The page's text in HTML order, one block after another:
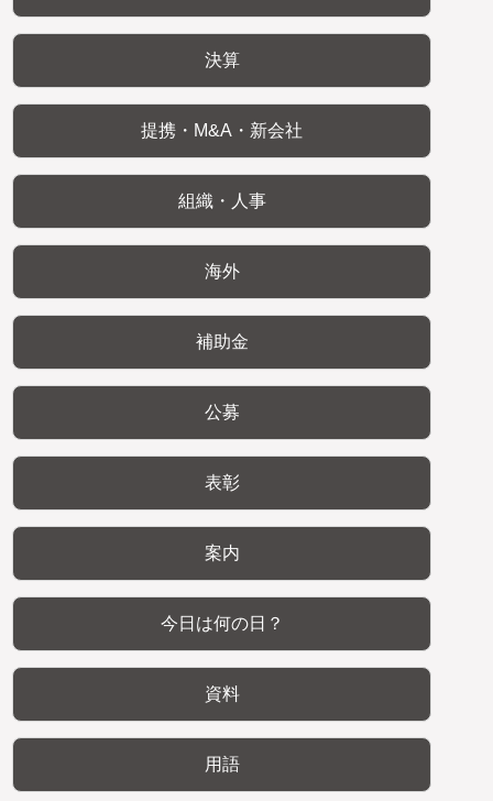
決算
提携・M&A・新会社
組織・人事
海外
補助金
公募
表彰
案内
今日は何の日？
資料
用語